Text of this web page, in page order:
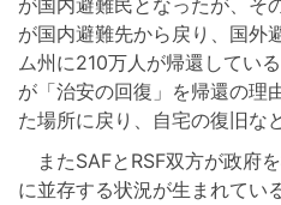
が国内避難民となったが、そ
が国内避難先から戻り、国外
ム州に210万人が帰還してい
が「治安の回復」を帰還の理
た場所に戻り、自宅の復旧な
またSAFとRSF双方が政府
に並存する状況が生まれてい